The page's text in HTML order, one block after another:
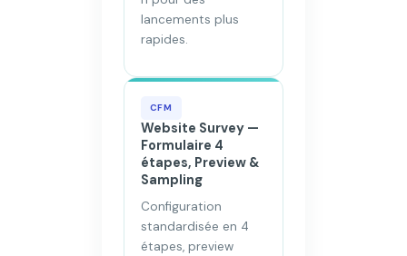
lancements plus
rapides.
CFM
Website Survey —
Formulaire 4
étapes, Preview &
Sampling
Configuration
standardisée en 4
étapes, preview